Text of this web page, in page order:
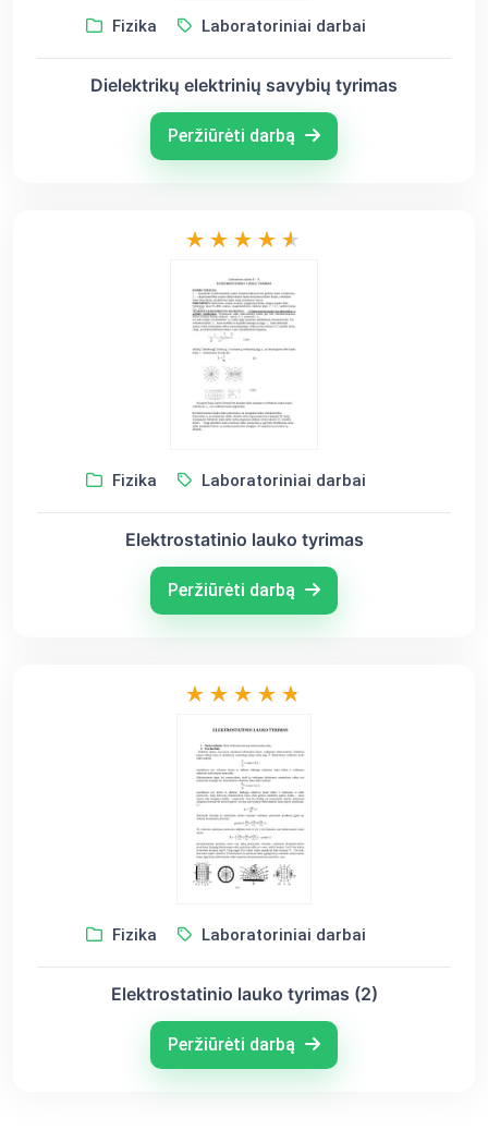
Fizika Laboratoriniai darbai
Dielektrikų elektrinių savybių tyrimas
Peržiūrėti darbą
Fizika Laboratoriniai darbai
Elektrostatinio lauko tyrimas
Peržiūrėti darbą
Fizika Laboratoriniai darbai
Elektrostatinio lauko tyrimas (2)
Peržiūrėti darbą